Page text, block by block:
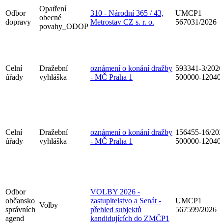
Odbor
dopravy
Opatření
obecné
povahy_ODOP
310 - Národní 365 / 43,
Metrostav CZ s. r. o.
UMCP1
567031/2026
Celní
úřady
Dražební
vyhláška
oznámení o konání dražby
- MČ Praha 1
593341-3/
500000-
Celní
úřady
Dražební
vyhláška
oznámení o konání dražby
- MČ Praha 1
156455-16/
500000-
Odbor
občansko
správních
agend
Volby
VOLBY 2026 -
zastupitelstvo a Senát -
přehled subjektů
kandidujících do ZMČP1
UMCP1
567599/2026